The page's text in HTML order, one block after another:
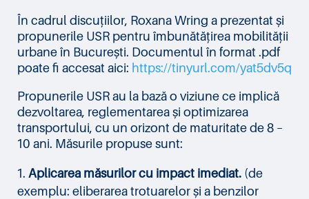
În cadrul discuțiilor, Roxana Wring a prezentat și
propunerile USR pentru îmbunătățirea mobilității
urbane în București. Documentul în format .pdf
poate fi accesat aici: https://tinyurl.com/yat5dv5q
Propunerile USR au la bază o viziune ce implică
dezvoltarea, reglementarea și optimizarea
transportului, cu un orizont de maturitate de 8 –
10 ani. Măsurile propuse sunt:
Aplicarea măsurilor cu impact imediat. (de
exemplu: eliberarea trotuarelor și a benzilor